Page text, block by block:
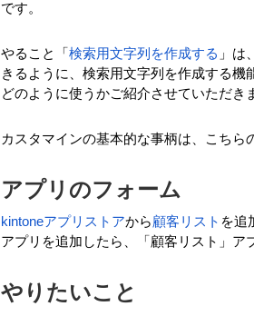
です。
やること「 検索用文字列を作成する 」は
きるように、検索用文字列を作成する機
どのように使うかご紹介させていただき
カスタマインの基本的な事柄は、こちら
アプリのフォーム
kintoneアプリストアから顧客リスト を追
アプリを追加したら、「顧客リスト」ア
やりたいこと